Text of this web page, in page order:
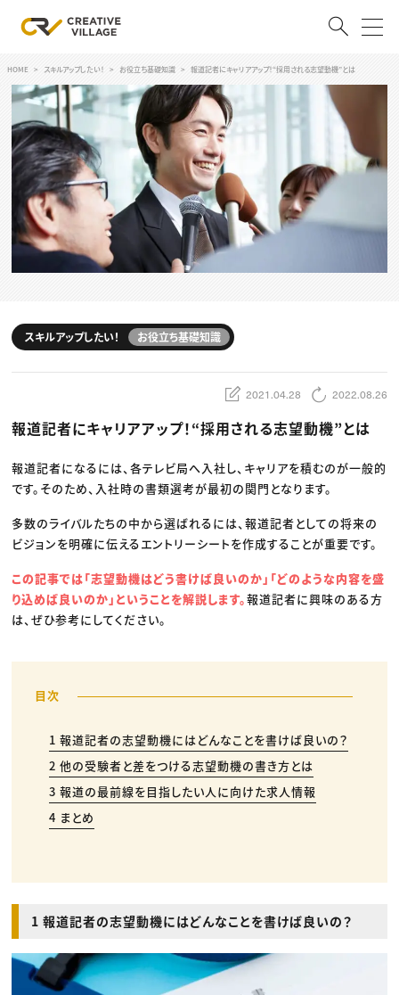
ACCOUNT
ログイン 会員登録
RECRUIT
クリエイター求人を探す
CREATIVE JOB求人検索
特集求人
採用説明会
スキルアップしたい！
デザイン
編集・ライティング
マーケティング
業界解説・キャリア事情
お役立ち基礎知識
TOP Creator’s コラム
Webクリエイター
アプリクリエイター
映像クリエイター
マーケッター
クリエイターインタビュー
セミナー
ニュース・トレンド
ニュース・トレンド トップ
映像
ゲーム・エンタメ
広告
出版
CREATIVE VILLAGEからのお知らせ
プロフェッショナル×つながる×メディア
HOME スキルアップしたい！ お役立ち基礎知識 報道記者にキャリアアップ！“採用される志望動機”とは
スキルアップしたい！ お役立ち基礎知識
2021.04.28 2022.08.26
報道記者にキャリアアップ！“採用される志望動機”とは
報道記者になるには、各テレビ局へ入社し、キャリアを積むのが一般的
です。そのため、入社時の書類選考が最初の関門となります。
多数のライバルたちの中から選ばれるには、報道記者としての将来の
ビジョンを明確に伝えるエントリーシートを作成することが重要です。
この記事では「志望動機はどう書けば良いのか」「どのような内容を盛
り込めば良いのか」ということを解説します。報道記者に興味のある方
は、ぜひ参考にしてください。
1 報道記者の志望動機にはどんなことを書けば良いの？
2 他の受験者と差をつける志望動機の書き方とは
3 報道の最前線を目指したい人に向けた求人情報
4 まとめ
1 報道記者の志望動機にはどんなことを書けば良いの？